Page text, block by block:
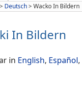
> Deutsch>Wacko In Bildern
In Bildern
in English, Español,